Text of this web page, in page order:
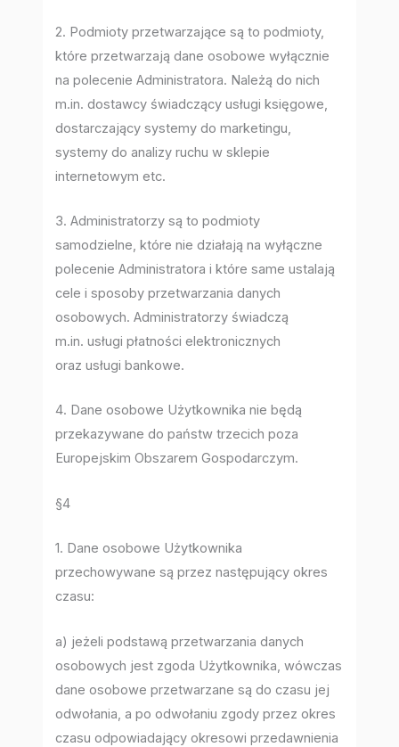
2. Podmioty przetwarzające są to podmioty,
które przetwarzają dane osobowe wyłącznie
na polecenie Administratora. Należą do nich
m.in. dostawcy świadczący usługi księgowe,
dostarczający systemy do marketingu,
systemy do analizy ruchu w sklepie
internetowym etc.
3. Administratorzy są to podmioty
samodzielne, które nie działają na wyłączne
polecenie Administratora i które same ustalają
cele i sposoby przetwarzania danych
osobowych. Administratorzy świadczą
m.in. usługi płatności elektronicznych
oraz usługi bankowe.
4. Dane osobowe Użytkownika nie będą
przekazywane do państw trzecich poza
Europejskim Obszarem Gospodarczym.
§4
1. Dane osobowe Użytkownika
przechowywane są przez następujący okres
czasu:
a) jeżeli podstawą przetwarzania danych
osobowych jest zgoda Użytkownika, wówczas
dane osobowe przetwarzane są do czasu jej
odwołania, a po odwołaniu zgody przez okres
czasu odpowiadający okresowi przedawnienia